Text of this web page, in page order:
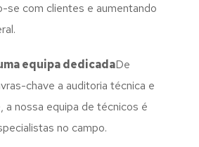
se com clientes e aumentando
equipa dedicadaDe
chave a auditoria técnica e
a nossa equipa de técnicos é
no campo.